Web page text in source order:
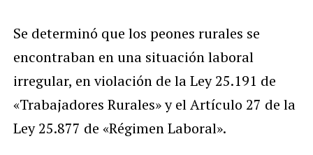
Se determinó que los peones rurales se
encontraban en una situación laboral
irregular, en violación de la Ley 25.191 de
«Trabajadores Rurales» y el Artículo 27 de la
Ley 25.877 de «Régimen Laboral».